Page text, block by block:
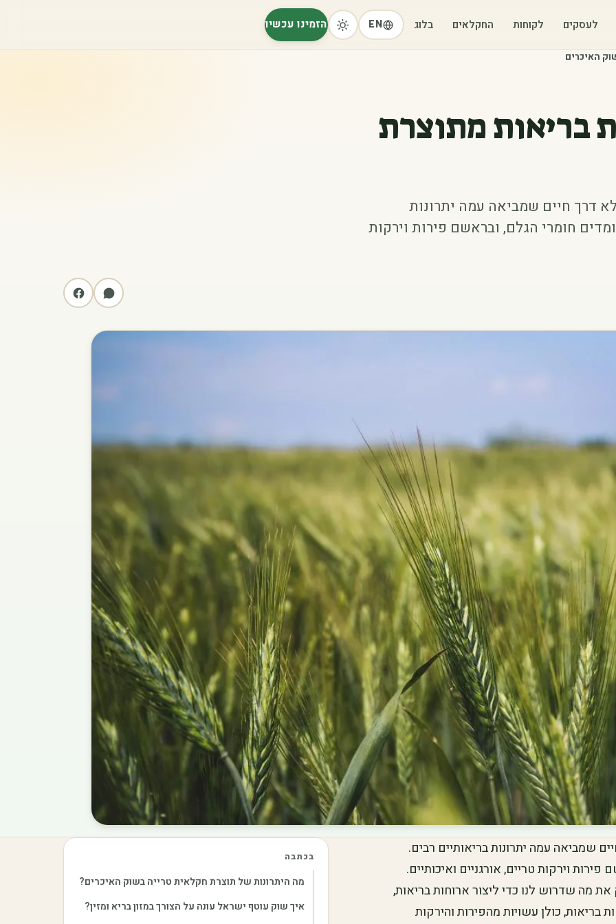
לעסקים לקוחות החקלאים בלוג EN הזמינו עכשיו
בריאות מתוצרת
דרך חיים שמביאה עמה יתרונות
חומרי הגלם, ובראשם פירות וירקות
שמביאה עמה יתרונות בריאותיים רבים.
וירקות טריים, אורגניים ואיכותיים.
מה שדרוש לנו כדי ליצור ארוחות בריאות,
נציג 10 רעיונות לארוחות בריאות, כולן עשויות מהפירות והירקות
בכתבה
מה היתרונות של תוצרת חקלאית טרייה בשוק האיכרים?
איך שוק עוטף ישראל עונה על הצורך במזון בריא ומזין?